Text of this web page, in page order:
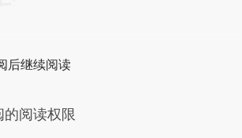
后继续阅读
阅读权限